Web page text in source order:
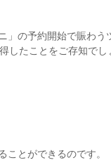
」の予約開始で賑わ
したことをご存知でし
ことができるのです。